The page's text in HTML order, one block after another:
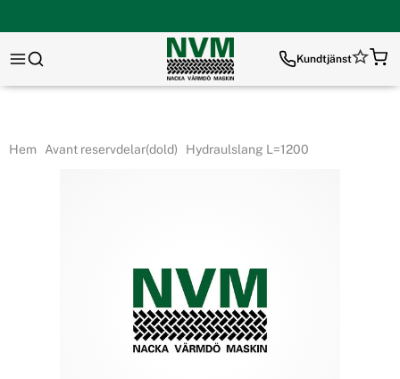
Kundtjänst
Hem Avant reservdelar(dold) Hydraulslang L=1200